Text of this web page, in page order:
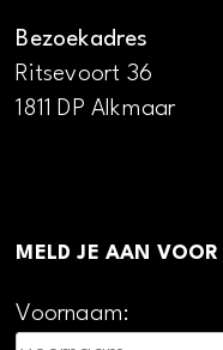
Bezoekadres
Ritsevoort 36
1811 DP Alkmaar
MELD JE AAN VOOR
Voornaam: